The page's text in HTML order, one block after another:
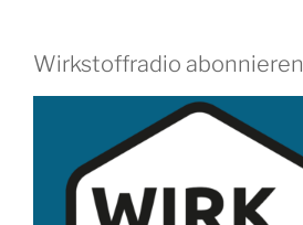
Wirkstoffradio abonnieren